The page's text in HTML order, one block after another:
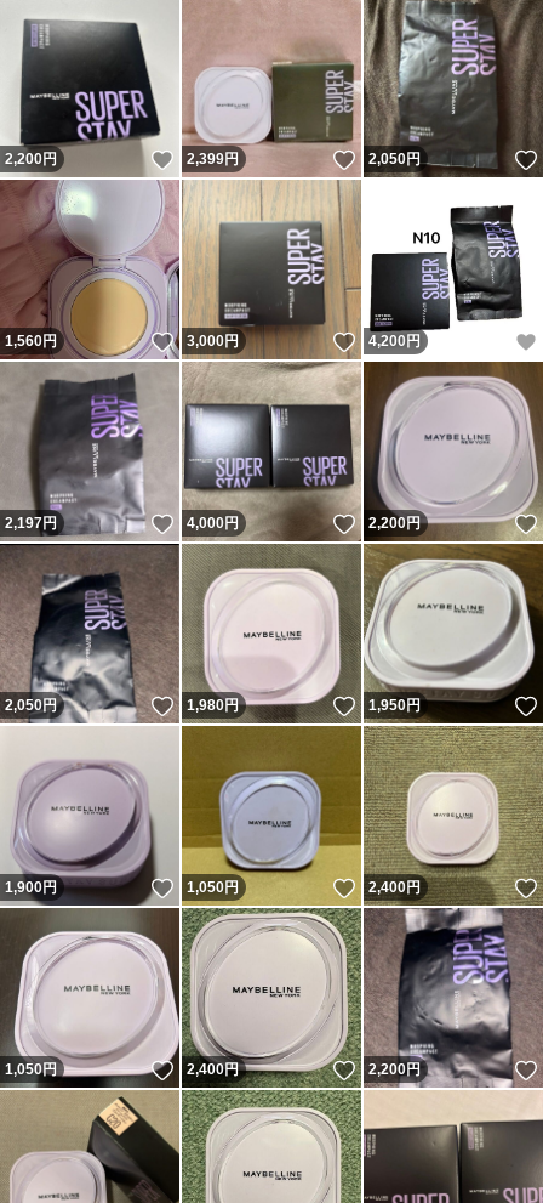
2,200円 いいね！
2,399円 いいね！
2,050円
1,560円 いいね！
3,000円 いいね！
4,200 円
2,197円 いいね！
4,000円 いいね！
2,200円
2,050円 いいね！
1,980円 いいね！
1,950円
1,900円 いいね！
1,050円 いいね！
2,400円
1,050円 いいね！
2,400円 いいね！
2,200円